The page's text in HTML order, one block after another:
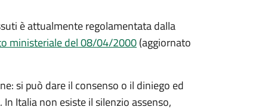
è attualmente regolamentata dalla
ministeriale del 08/04/2000(aggiornato
si può dare il consenso o il diniego ed
Italia non esiste il silenzio assenso,